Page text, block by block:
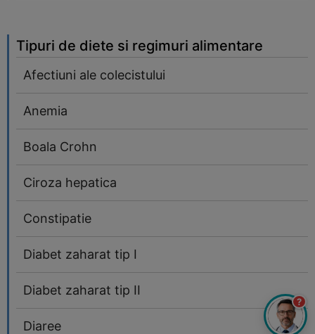
Tipuri de diete si regimuri alimentare
Afectiuni ale colecistului
Anemia
Boala Crohn
Ciroza hepatica
Constipatie
Diabet zaharat tip I
Diabet zaharat tip II
Diaree
?